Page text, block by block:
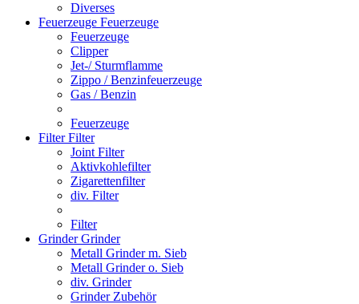
Diverses
Feuerzeuge Feuerzeuge
Feuerzeuge
Clipper
Jet-/ Sturmflamme
Zippo / Benzinfeuerzeuge
Gas / Benzin
Feuerzeuge
FilterFilter
Joint Filter
Aktivkohlefilter
Zigarettenfilter
div. Filter
Filter
GrinderGrinder
Metall Grinder m. Sieb
Metall Grinder o. Sieb
div. Grinder
Grinder Zubehör